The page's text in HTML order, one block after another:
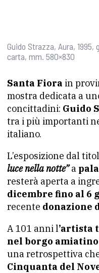
Guido Strazza, Aura,
carta, mm. 580×830
Santa Fiora in
mostra dedicata a
concittadini: Guido
tra i più importanti
italiano.
L’esposizione dal
luce nella notte”a
resterà aperta a
dicembre fino al 6
recente donazione
A 101 anni l’artista
nel borgo amiatino
una retrospettiva
Cinquanta del